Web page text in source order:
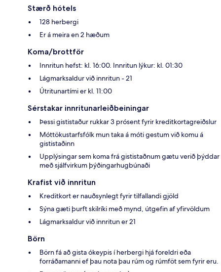
Stærð hótels
128 herbergi
Er á meira en 2 hæðum
Koma/brottför
Innritun hefst: kl. 16:00. Innritun lýkur: kl. 01:30
Lágmarksaldur við innritun - 21
Útritunartími er kl. 11:00
Sérstakar innritunarleiðbeiningar
Þessi gististaður rukkar 3 prósent fyrir kreditkortagreiðslur
Móttökustarfsfólk mun taka á móti gestum við komu á
gististaðinn
Upplýsingar sem koma frá gististaðnum gætu verið þýddar
með sjálfvirkum þýðingarhugbúnaði
Krafist við innritun
Kreditkort er nauðsynlegt fyrir tilfallandi gjöld
Sýna gæti þurft skilríki með mynd, útgefin af yfirvöldum
Lágmarksaldur við innritun er 21
Börn
Börn fá að gista ókeypis í herbergi hjá foreldri eða
forráðamanni ef þau nota þau rúm og rúmföt sem fyrir eru.